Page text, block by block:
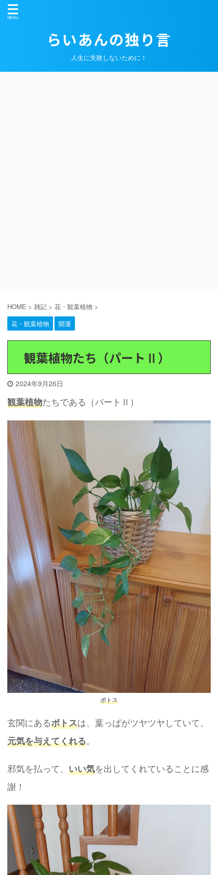
らいあんの独り言
人生に失敗しないために！
HOME > 雑記 > 花・観葉植物 >
花・観葉植物
開運
観葉植物たち（パートⅡ）
2024年9月26日
観葉植物たちである（パートⅡ）
ポトス
玄関にあるポトスは、葉っぱがツヤツヤしていて、
元気を与えてくれる。
邪気を払って、 いい気を出してくれていることに感
謝！